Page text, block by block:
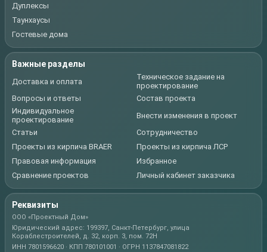
Дуплексы
Таунхаусы
Гостевые дома
Важные разделы
Доставка и оплата
Техническое задание на
проектирование
Вопросы и ответы
Состав проекта
Индивидуальное
проектирование
Внести изменения в проект
Статьи
Сотрудничество
Проекты из кирпича BRAER
Проекты из кирпича ЛСР
Правовая информация
Избранное
Сравнение проектов
Личный кабинет заказчика
Реквизиты
ООО «Проектный Дом»
Юридический адрес: 199397, Санкт-Петербург, улица
Кораблестроителей, д. 32, корп. 3, пом. 72Н
ИНН 7801596620 · КПП 780101001 · ОГРН 1137847081822